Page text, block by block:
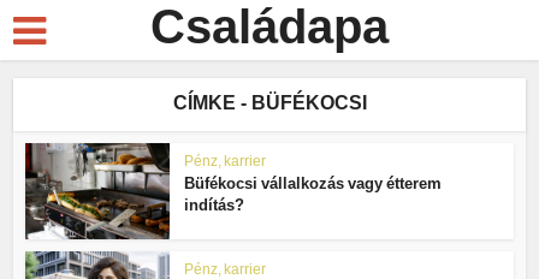
Családapa
CÍMKE - BÜFÉKOCSI
Pénz, karrier
Büfékocsi vállalkozás vagy étterem
indítás?
Pénz, karrier